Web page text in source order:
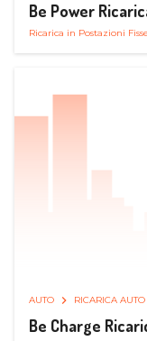
Be Power
Ricarica in Postazioni Fisse
AUTO RICARICA
Be Charge